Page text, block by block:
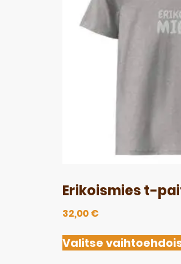
Erikoismies t-
32,00€
Valitse